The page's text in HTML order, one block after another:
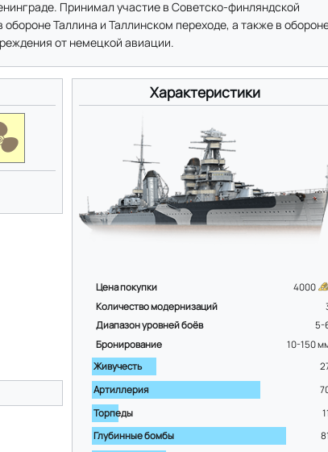
Принимал участие в Советско-финляндской
Таллина и Таллинском переходе, а также в
от немецкой авиации.
Характеристики
Цена покупки
4000
Количество модернизаций
Диапазон уровней боёв
5-
Бронирование
10-150
Живучесть
Артиллерия
Торпеды
Глубинные бомбы